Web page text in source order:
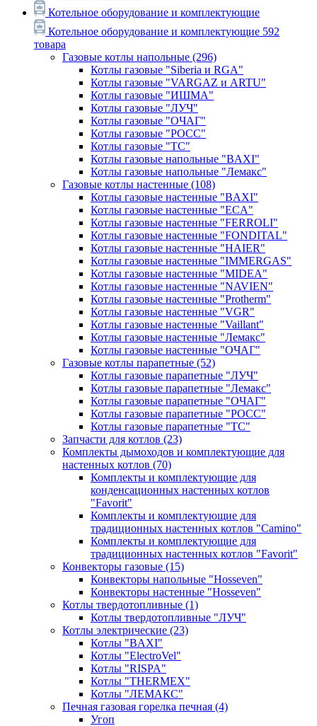
Котельное оборудование и комплектующие
Котельное оборудование и комплектующие 592
товара
Газовые котлы напольные (296)
Котлы газовые "Siberia и RGA"
Котлы газовые "VARGAZ и ARTU"
Котлы газовые "ИШМА"
Котлы газовые "ЛУЧ"
Котлы газовые "ОЧАГ"
Котлы газовые "РОСС"
Котлы газовые "ТС"
Котлы газовые напольные "BAXI"
Котлы газовые напольные "Лемакс"
Газовые котлы настенные (108)
Котлы газовые настенные "BAXI"
Котлы газовые настенные "ECA"
Котлы газовые настенные "FERROLI"
Котлы газовые настенные "FONDITAL"
Котлы газовые настенные "HAIER"
Котлы газовые настенные "IMMERGAS"
Котлы газовые настенные "MIDEA"
Котлы газовые настенные "NAVIEN"
Котлы газовые настенные "Protherm"
Котлы газовые настенные "VGR"
Котлы газовые настенные "Vaillant"
Котлы газовые настенные "Лемакс"
Котлы газовые настенные "ОЧАГ"
Газовые котлы парапетные (52)
Котлы газовые парапетные "ЛУЧ"
Котлы газовые парапетные "Лемакс"
Котлы газовые парапетные "ОЧАГ"
Котлы газовые парапетные "РОСС"
Котлы газовые парапетные "ТС"
Запчасти для котлов (23)
Комплекты дымоходов и комплектующие для
настенных котлов (70)
Комплекты и комплектующие для
конденсационных настенных котлов
"Favorit"
Комплекты и комплектующие для
традиционных настенных котлов "Camino"
Комплекты и комплектующие для
традиционных настенных котлов "Favorit"
Конвекторы газовые (15)
Конвекторы напольные "Hosseven"
Конвекторы настенные "Hosseven"
Котлы твердотопливные (1)
Котлы твердотопливные "ЛУЧ"
Котлы электрические (23)
Котлы "BAXI"
Котлы "ElectroVel"
Котлы "RISPA"
Котлы "THERMEX"
Котлы "ЛЕМАКС"
Печная газовая горелка печная (4)
Угоп